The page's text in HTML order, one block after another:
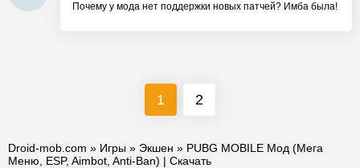
Почему у мода нет поддержки новых патчей? Имба была!
1 2
Droid-mob.com » Игры » Экшен » PUBG MOBILE Мод (Мега
Меню, ESP, Aimbot, Anti-Ban) | Скачать